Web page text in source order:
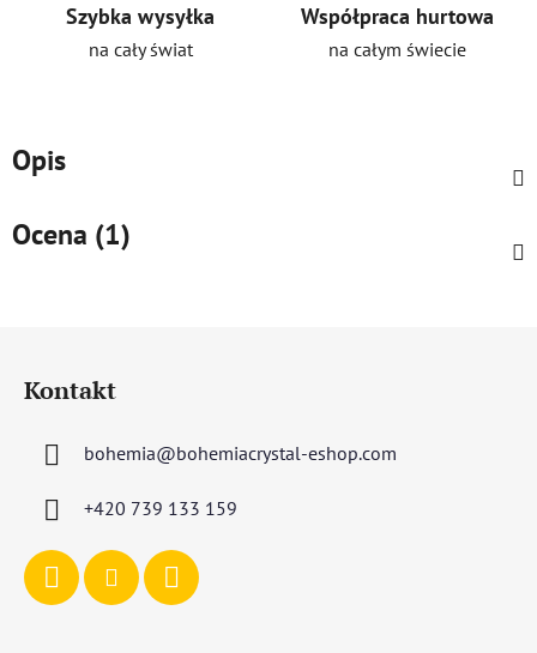
Szybka wysyłka
na cały świat
Współpraca hurtowa
na całym świecie
Opis
Ocena (1)
Kontakt
bohemia@bohemiacrystal-eshop.com
+420 739 133 159